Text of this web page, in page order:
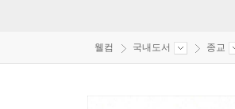
웰컴 국내도서 종교